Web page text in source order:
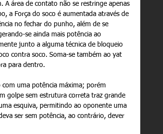
A área de contato não se restringe apenas
a Força do soco é aumentada através de
no fechar do punho, além de se
se ainda mais potência ao
junto a alguma técnica de bloqueio
contra soco. Soma-se também ao yat
para dentro.
uma potência máxima; porém
golpe sem estrutura correta traz grande
esquiva, permitindo ao oponente uma
ser sem potência, ao contrário, dever